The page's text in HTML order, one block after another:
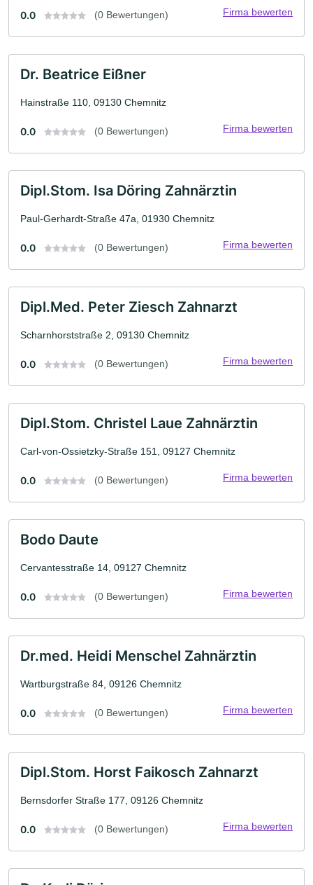
0.0 (0 Bewertungen) Firma bewerten
Dr. Beatrice Eißner
Hainstraße 110, 09130 Chemnitz
0.0 (0 Bewertungen) Firma bewerten
Dipl.Stom. Isa Döring Zahnärztin
Paul-Gerhardt-Straße 47a, 01930 Chemnitz
0.0 (0 Bewertungen) Firma bewerten
Dipl.Med. Peter Ziesch Zahnarzt
Scharnhorststraße 2, 09130 Chemnitz
0.0 (0 Bewertungen) Firma bewerten
Dipl.Stom. Christel Laue Zahnärztin
Carl-von-Ossietzky-Straße 151, 09127 Chemnitz
0.0 (0 Bewertungen) Firma bewerten
Bodo Daute
Cervantesstraße 14, 09127 Chemnitz
0.0 (0 Bewertungen) Firma bewerten
Dr.med. Heidi Menschel Zahnärztin
Wartburgstraße 84, 09126 Chemnitz
0.0 (0 Bewertungen) Firma bewerten
Dipl.Stom. Horst Faikosch Zahnarzt
Bernsdorfer Straße 177, 09126 Chemnitz
0.0 (0 Bewertungen) Firma bewerten